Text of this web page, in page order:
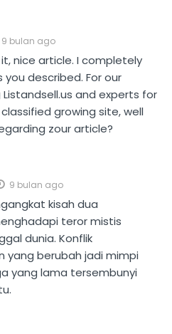
9 bulan ago
nice article. I completely
described. For our
and experts for
growing site, well
zour article?
9 bulan ago
kisah dua
teror mistis
dunia. Konflik
yang berubah jadi mimpi
yang lama tersembunyi